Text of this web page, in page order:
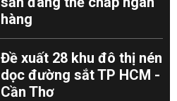
hàng
Đề xuất 28 khu đô thị nén
dọc đường sắt TP HCM -
Cần Thơ